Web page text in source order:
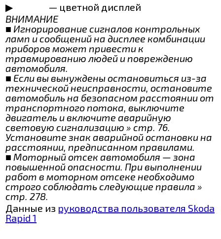
▶
— цветной дисплей
ВНИМАНИЕ
■ Игнорирование сигналов контрольных
ламп и сообщений на дисплее комбинации
приборов может привести к
травмированию людей и повреждению
автомобиля.
■ Если вы вынуждены остановиться из-за
технической неисправности, остановите
автомобиль на безопасном расстоянии от
транспортного потока, выключите
двигатель и включите аварийную
световую сигнализацию » стр. 76.
Установите знак аварийной остановки на
расстоянии, предписанном правилами.
■ Моторный отсек автомобиля — зона
повышенной опасности. При выполнении
работ в моторном отсеке необходимо
строго соблюдать следующие правила »
стр. 278.
Данные из руководства пользователя Skoda
Rapid 1